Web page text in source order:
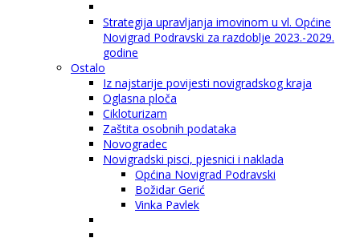
Strategija upravljanja imovinom u vl. Općine
Novigrad Podravski za razdoblje 2023.-2029.
godine
Ostalo
Iz najstarije povijesti novigradskog kraja
Oglasna ploča
Cikloturizam
Zaštita osobnih podataka
Novogradec
Novigradski pisci, pjesnici i naklada
Općina Novigrad Podravski
Božidar Gerić
Vinka Pavlek